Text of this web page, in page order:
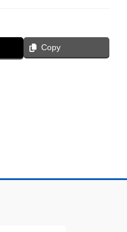
Copy